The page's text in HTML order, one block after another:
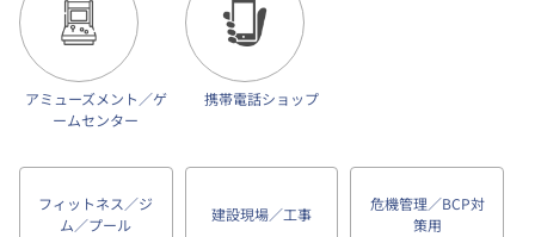
アミューズメント／ゲ
ームセンター
携帯電話ショップ
フィットネス／ジ
ム／プール
建設現場／工事
危機管理／BCP対
策用